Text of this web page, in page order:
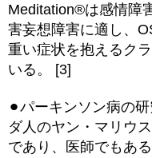
Meditation®は感情障
害妄想障害に適し、
重い症状を抱えるク
いる。 [3]
⚫︎パーキンソン病の
ダ人のヤン・マリウ
であり、医師でもあ